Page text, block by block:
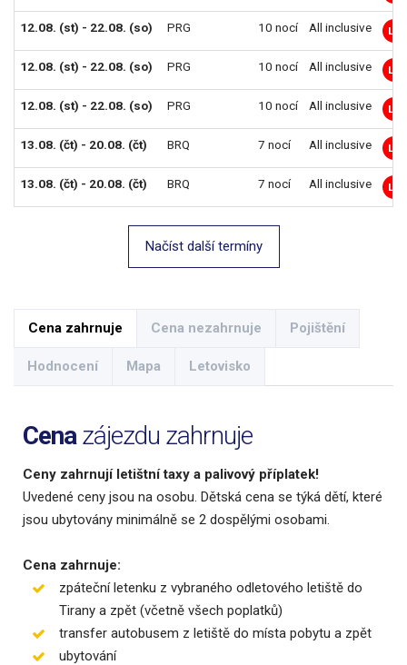
12.08. (st) - 22.08. (so) PRG 10 nocí All inclusive LM
12.08. (st) - 22.08. (so) PRG 10 nocí All inclusive LM
12.08. (st) - 22.08. (so) PRG 10 nocí All inclusive LM
13.08. (čt) - 20.08. (čt) BRQ 7 nocí All inclusive LM
13.08. (čt) - 20.08. (čt) BRQ 7 nocí All inclusive LM
Načíst další termíny
Cena zahrnuje Cena nezahrnuje Pojištění
Hodnocení Mapa Letovisko
Cenazájezdu zahrnuje
Ceny zahrnují letištní taxy a palivový příplatek!
Uvedené ceny jsou na osobu. Dětská cena se týká dětí, které
jsou ubytovány minimálně se 2 dospělými osobami.
Cena zahrnuje:
zpáteční letenku z vybraného odletového letiště do
Tirany a zpět (včetně všech poplatků)
transfer autobusem z letiště do místa pobytu a zpět
ubytování